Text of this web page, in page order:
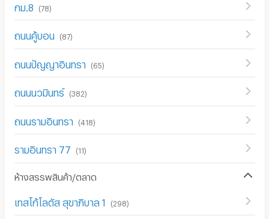
กม.8 (78)
ถนนคู้บอน (87)
ถนนปัญญาอินทรา (65)
ถนนนวมินทร์ (382)
ถนนรามอินทรา (418)
รามอินทรา 77 (11)
ห้างสรรพสินค้า/ตลาด
เทสโก้โลตัส สุขาภิบาล 1 (298)